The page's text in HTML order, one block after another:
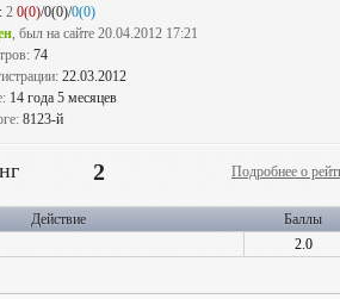
2 0(0)/0(0)/0(0)
, был на сайте 20.04.2012 17:21
74
22.03.2012
14 года 5 месяцев
8123-й
2 Подробнее о
Действие
Баллы
2.0